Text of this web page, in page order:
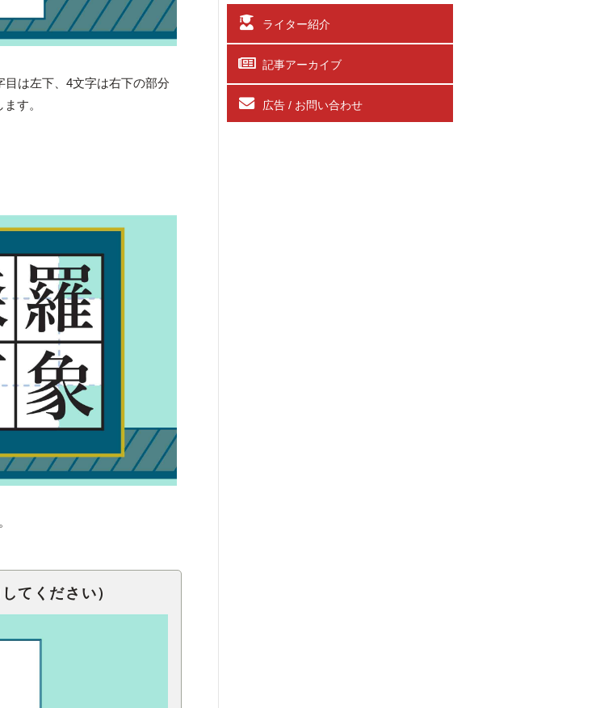
目は左下、4文字は右下の部分
す。
てください）
ライター紹介
記事アーカイブ
広告 / お問い合わせ